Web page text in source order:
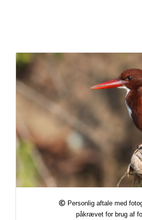
Personlig aftale med
påkrævet for brug af